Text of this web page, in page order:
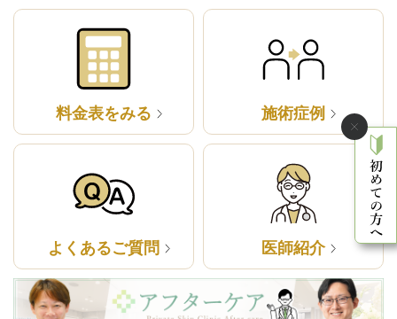
料金表をみる 施術症例
よくあるご質問 医師紹介